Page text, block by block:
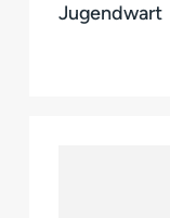
Jugendwart